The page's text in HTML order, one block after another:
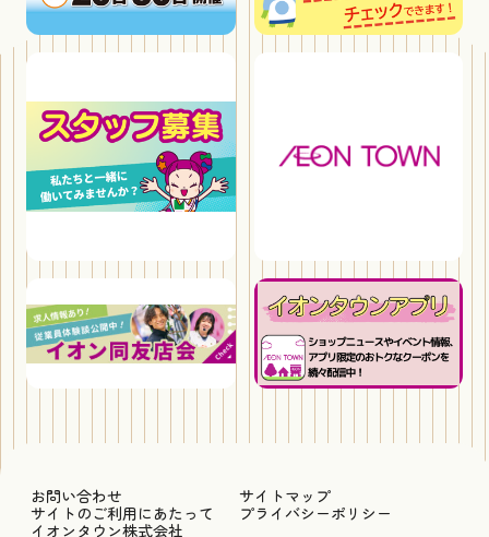
お問い合わせ
サイトマップ
サイトのご利用にあたって
プライバシーポリシー
イオンタウン株式会社